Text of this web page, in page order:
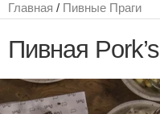
Главная / Пивные Праги
Пивная Pork’s